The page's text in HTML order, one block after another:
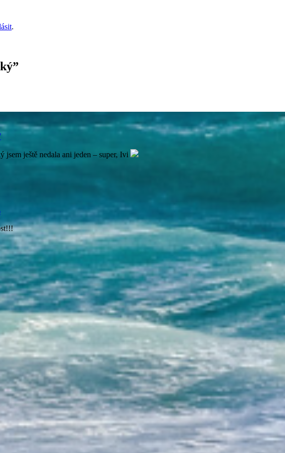
.
”
ještě nedala ani jeden – super, Ivi